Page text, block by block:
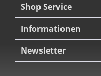
Shop Service
Informationen
Newsletter